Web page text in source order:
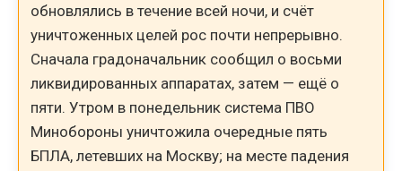
обновлялись в течение всей ночи, и счёт
уничтоженных целей рос почти непрерывно.
Сначала градоначальник сообщил о восьми
ликвидированных аппаратах, затем — ещё о
пяти. Утром в понедельник система ПВО
Минобороны уничтожила очередные пять
БПЛА, летевших на Москву; на месте падения